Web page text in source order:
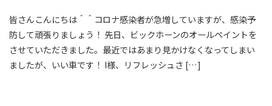
皆さんこんにちは＾＾コロナ感染者が急増していますが、感染予
防して頑張りましょう！ 先日、ビックホーンのオールペイントを
させていただきました。最近ではあまり見かけなくなってしまい
ましたが、いい車です！ I様、リフレッシュさ […]